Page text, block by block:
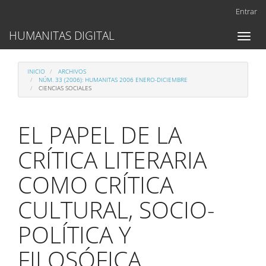
Contenido
principal
lateral
Entrar
Toggle
HUMANITAS DIGITAL
INICIO
ARCHIVOS
NÚM. 33 (2006): HUMANITAS 2006 ENERO-DICIEMBRE
CIENCIAS SOCIALES
EL PAPEL DE LA
CRÍTICA LITERARIA
COMO CRÍTICA
CULTURAL, SOCIO-
POLÍTICA Y
FILOSÓFICA